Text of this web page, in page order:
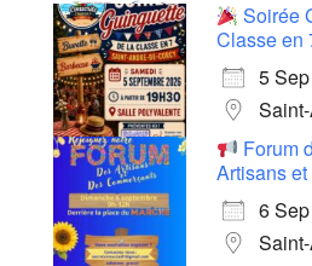
Soirée
Classe en
5
Forum
Artisans
6